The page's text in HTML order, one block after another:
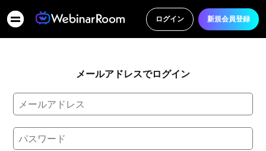
ログイン 新規会員登録
メールアドレスでログイン